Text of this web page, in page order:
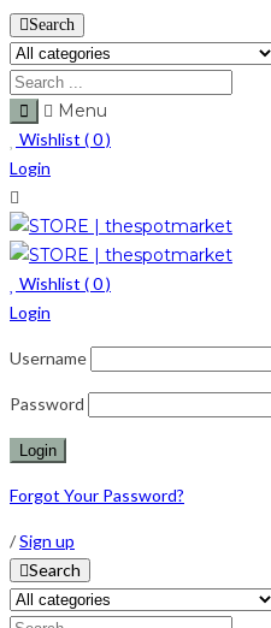
Search
Menu
Wishlist (0)
Login
Wishlist (0)
Login
Username
Password
Forgot Your Password?
/Sign up
Search